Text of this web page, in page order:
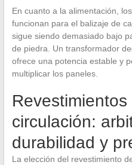
En cuanto a la alimentación,
funcionan para el balizaje de
sigue siendo demasiado bajo
de piedra. Un transformador
ofrece una potencia estable y
multiplicar los paneles.
circulación:
durabilidad y
La elección del revestimiento